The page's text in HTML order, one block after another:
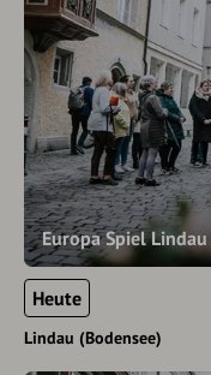
Europa Spiel Lindau
Heute
Lindau (Bodensee)